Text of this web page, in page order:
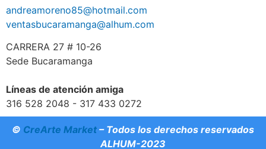
andreamoreno85@hotmail.com
ventasbucaramanga@alhum.com
CARRERA 27 # 10-26
Sede Bucaramanga
Líneas de atención amiga
316 528 2048 - 317 433 0272
© CreArte Market – Todos los derechos reservados
ALHUM-2023